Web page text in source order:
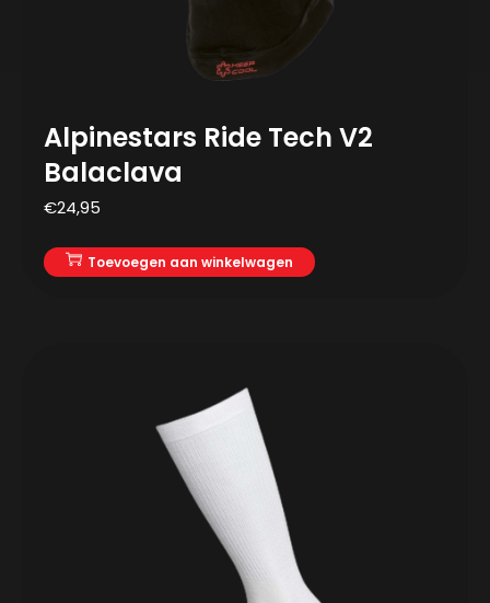
Alpinestars Ride Tech V2
Balaclava
€24,95
Toevoegen aan winkelwagen